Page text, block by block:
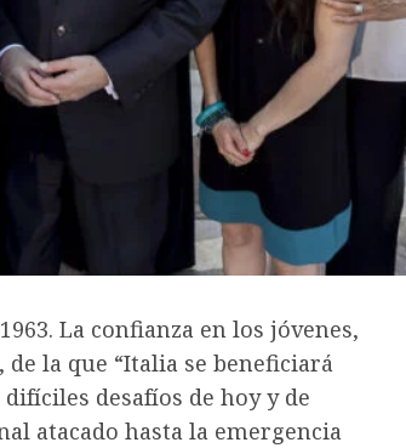
La confianza en los jóvenes,
de la que “Italia se beneficiará
desafíos de hoy y de
atacado hasta la emergencia